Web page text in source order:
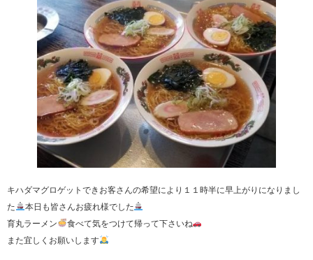
キハダマグロゲットできお客さんの希望により１１時半に早上がりになりまし
た
本日も皆さんお疲れ様でした
育丸ラーメン
食べて気をつけて帰って下さいね
また宜しくお願いします